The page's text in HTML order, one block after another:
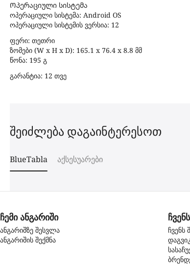
Ოპერაციული სისტემა
ოპერაციული სისტემა: Android OS
ოპერაციული სისტემის ვერსია: 12
ფერი: თეთრი
ზომები (W x H x D): 165.1 x 76.4 x 8.8 მმ
წონა: 195 გ
გარანტია: 12 თვე
შეიძლება დაგაინტერესოთ
BlueTabla აქსესუარები
ჩემი ანგარიში
ანგარიშზე შესვლა
ანგარიშის შექმნა
ჩვენს